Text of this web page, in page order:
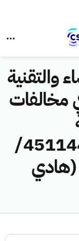
والتقنية
مخالفات
المعلومات رقم (45114404/
(هادي